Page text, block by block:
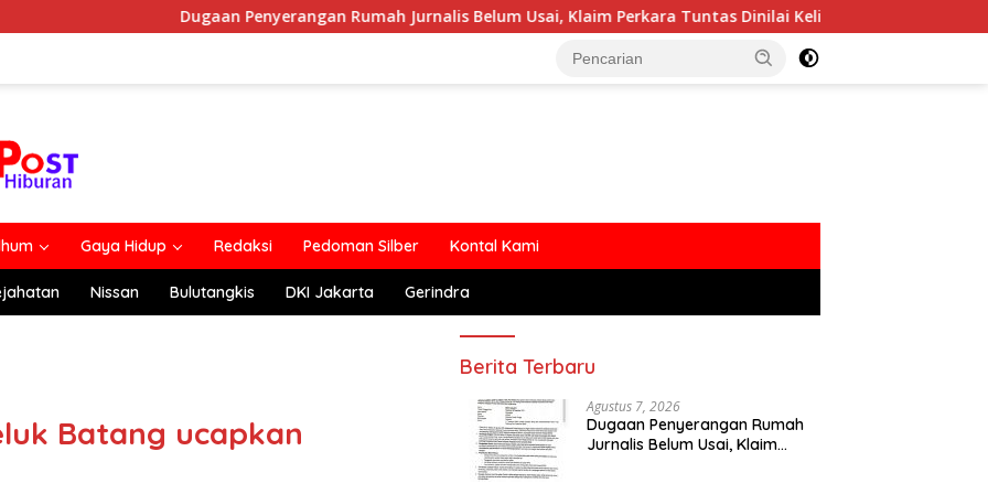
Dugaan Penyerangan Rumah Jurnalis Belum Usai, Klaim Perkara Tuntas Dinilai Keliru Polemik MBG Dengan
Gaya Hidup Redaksi Pedoman Silber Kontal Kami
Nissan Bulutangkis DKI Jakarta Gerindra
Batang ucapkan
Berita Terbaru
Agustus 7, 2026
Dugaan Penyerangan Rumah
Jurnalis Belum Usai, Klaim